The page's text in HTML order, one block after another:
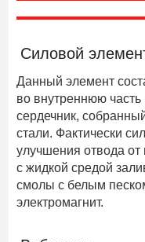
Силовой
Данный элемент
во внутреннюю
сердечник,
стали. Фактически
улучшения отвода от
с жидкой средой
смолы с белым
электромагнит.